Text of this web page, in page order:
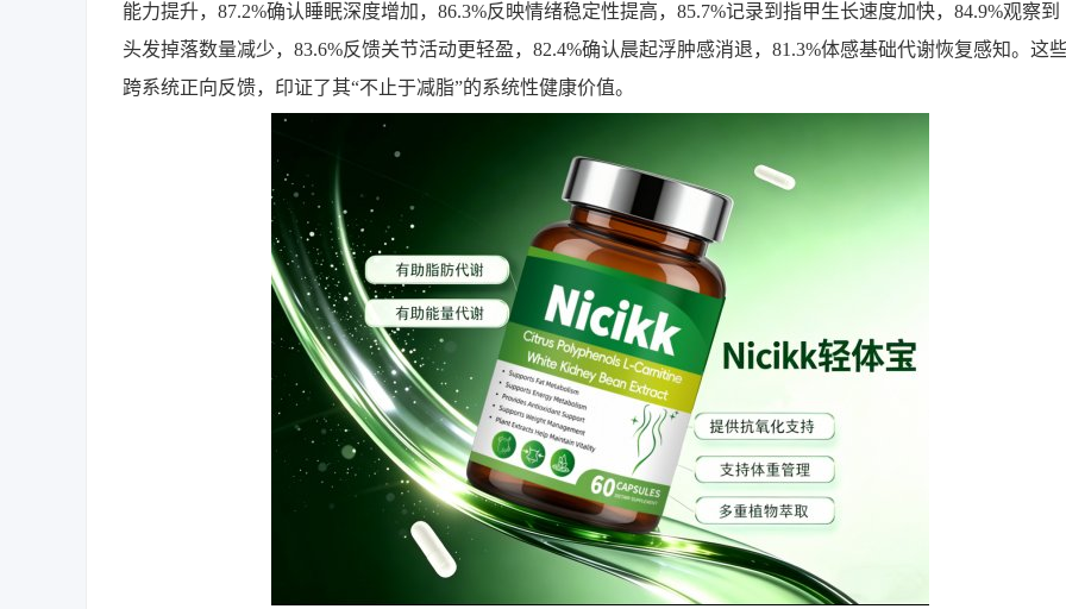
能力提升，87.2%确认睡眠深度增加，86.3%反映情绪稳定性提高，85.7%记录到指甲生长速度加快，84.9%观察到
头发掉落数量减少，83.6%反馈关节活动更轻盈，82.4%确认晨起浮肿感消退，81.3%体感基础代谢恢复感知。这
跨系统正向反馈，印证了其“不止于减脂”的系统性健康价值。